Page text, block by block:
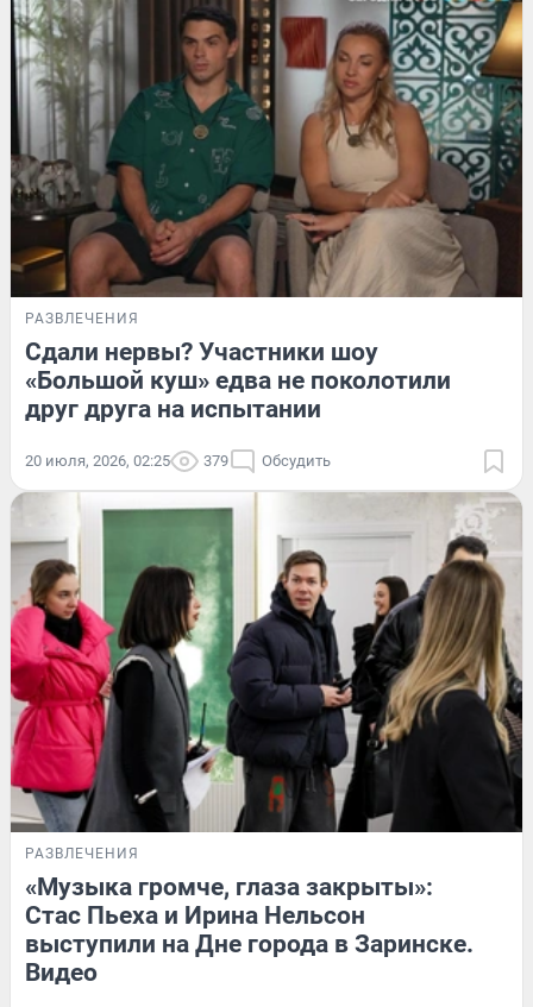
РАЗВЛЕЧЕНИЯ
Сдали нервы? Участники шоу
«Большой куш» едва не поколотили
друг друга на испытании
20 июля, 2026, 02:25 379 Обсудить
РАЗВЛЕЧЕНИЯ
«Музыка громче, глаза закрыты»:
Стас Пьеха и Ирина Нельсон
выступили на Дне города в Заринске.
Видео